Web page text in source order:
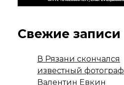
Свежие записи
В Рязани скончался
известный фотограф
Валентин Евкин